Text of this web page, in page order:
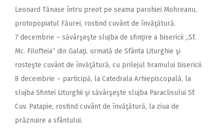
Leonard Tănase întru preot pe seama parohiei Mohreanu,
protopopiatul Făurei, rostind cuvânt de învăţătură.
7 decembrie – săvârşeşte slujba de sfinţire a bisericii ,,Sf.
Mc. Filofteia” din Galaţi, urmată de Sfânta Liturghie şi
rosteşte cuvânt de învăţătură, cu prilejul hramului bisericii.
8 decembrie – participă, la Catedrala Arhiepiscopală, la
slujba Sfintei Liturghii şi săvârşeşte slujba Paraclisului Sf.
Cuv. Patapie, rostind cuvânt de învăţătură, la ziua de
prăznuire a sfântului.